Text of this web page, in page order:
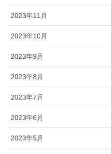
2023年11月
2023年10月
2023年9月
2023年8月
2023年7月
2023年6月
2023年5月